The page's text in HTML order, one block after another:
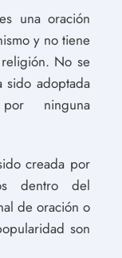
una oración
y no tiene
No se
sido adoptada
ninguna
creada por
dentro del
de oración o
son